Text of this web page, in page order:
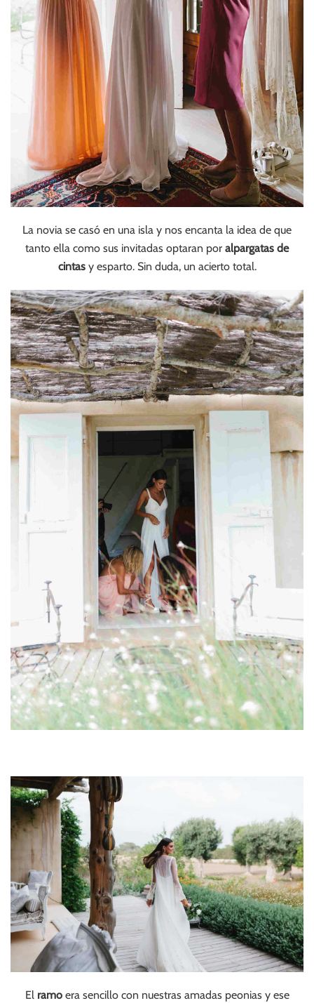
La novia se casó en una isla y nos encanta la idea de que
tanto ella como sus invitadas optaran por alpargatas de
cintasy esparto. Sin duda, un acierto total.
El ramoera sencillo con nuestras amadas peonias y ese